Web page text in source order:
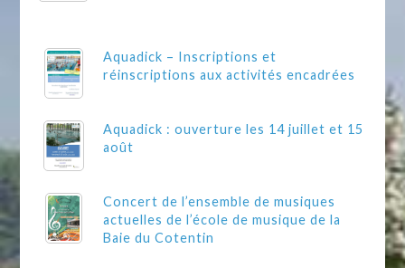
Aquadick – Inscriptions et
réinscriptions aux activités encadrées
Aquadick : ouverture les 14 juillet et 15
août
Concert de l’ensemble de musiques
actuelles de l’école de musique de la
Baie du Cotentin